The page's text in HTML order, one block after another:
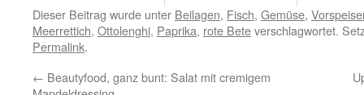
Dieser Beitrag wurde unter Beilagen, Fisch, Gemüse,
Meerrettich, Ottolenghi, Paprika, rote Beteverschlagwortet.
Permalink.
← Beautyfood, ganz bunt: Salat mit cremigem